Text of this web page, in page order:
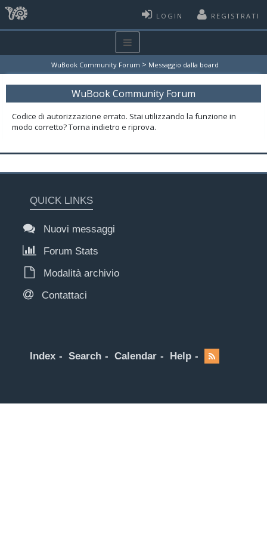
LOGIN REGISTRATI
WuBook Community Forum > Messaggio dalla board
WuBook Community Forum
Codice di autorizzazione errato. Stai utilizzando la funzione in
modo corretto? Torna indietro e riprova.
QUICK LINKS
Nuovi messaggi
Forum Stats
Modalità archivio
Contattaci
Index Search Calendar Help